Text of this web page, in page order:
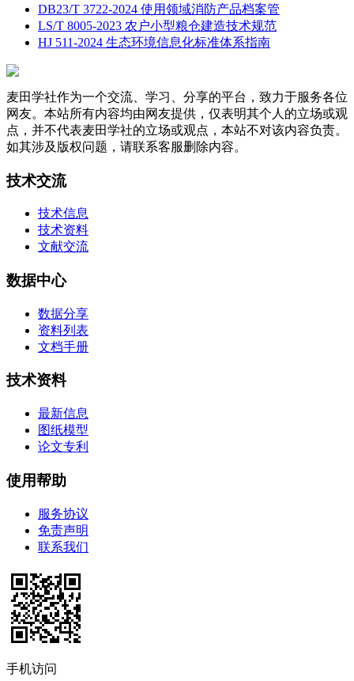
DB23/T 3722-2024 使用领域消防产品档案管
LS/T 8005-2023 农户小型粮仓建造技术规范
HJ 511-2024 生态环境信息化标准体系指南
麦田学社作为一个交流、学习、分享的平台，致力于服务各位
网友。本站所有内容均由网友提供，仅表明其个人的立场或观
点，并不代表麦田学社的立场或观点，本站不对该内容负责。
如其涉及版权问题，请联系客服删除内容。
技术交流
技术信息
技术资料
文献交流
数据中心
数据分享
资料列表
文档手册
技术资料
最新信息
图纸模型
论文专利
使用帮助
服务协议
免责声明
联系我们
手机访问